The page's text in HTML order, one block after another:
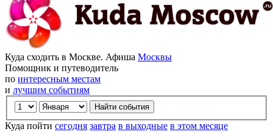
Куда сходить в Москве. Афиша Москвы
Помощник и путеводитель
по интересным местам
и лучшим событиям
Куда пойти сегодня завтра в выходные в этом месяце